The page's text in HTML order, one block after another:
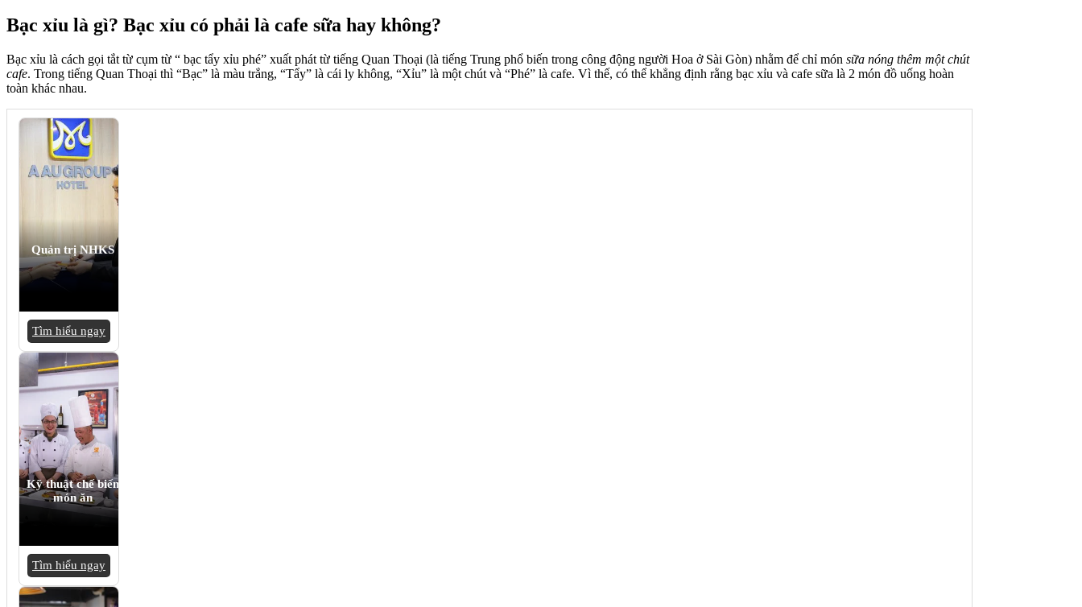
Bạc xỉu là gì? Bạc xỉu có phải là cafe sữa hay không?
Bạc xỉu là cách gọi tắt từ cụm từ “ bạc tẩy xỉu phé” xuất phát từ tiếng Quan Thoại (là tiếng Trung phổ biến trong công động người Hoa ở Sài Gòn) nhằm để chỉ món sữa nóng thêm một chút
cafe. Trong tiếng Quan Thoại thì “Bạc” là màu trắng, “Tẩy” là cái ly không, “Xỉu” là một chút và “Phé” là cafe. Vì thế, có thể khẳng định rằng bạc xỉu và cafe sữa là 2 món đồ uống hoàn
toàn khác nhau.
Quản trị NHKS
Tìm hiểu ngay
Kỹ thuật chế biến
món ăn
Tìm hiểu ngay